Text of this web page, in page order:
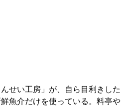
せい工房」が、自ら目利きした
魚介だけを使っている。料亭や